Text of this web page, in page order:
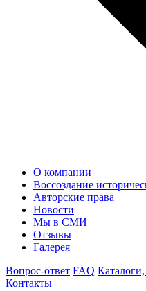
О компании
Воссоздание
Авторские права
Новости
Мы в СМИ
Отзывы
Галерея
Вопрос-ответ FAQ
Контакты